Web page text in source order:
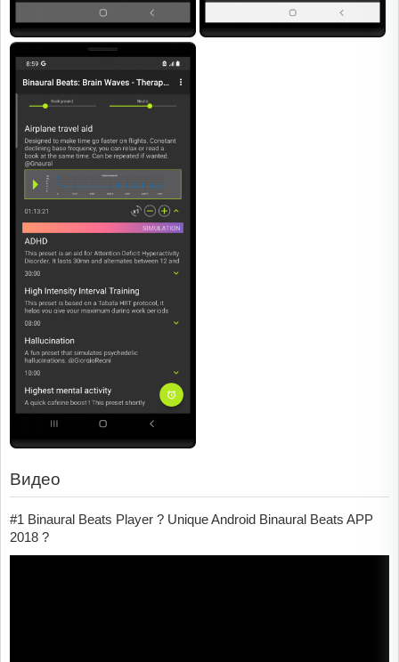
Видео
#1 Binaural Beats Player ? Unique Android Binaural Beats APP
2018 ?